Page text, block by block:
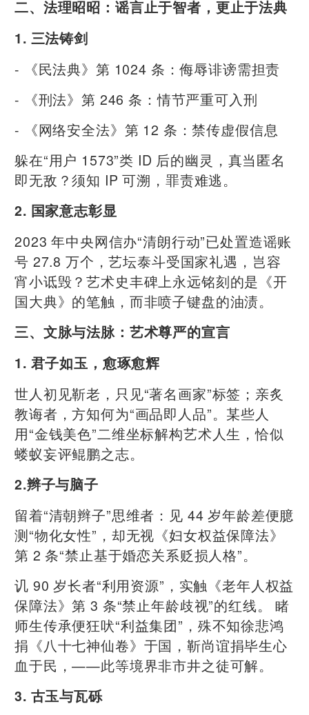
二、法理昭昭：谣言止于智者，更止于法典
1. 三法铸剑
- 《民法典》第 1024 条：侮辱诽谤需担责
- 《刑法》第 246 条：情节严重可入刑
- 《网络安全法》第 12 条：禁传虚假信息
躲在“用户 1573”类 ID 后的幽灵，真当匿名
即无敌？须知 IP 可溯，罪责难逃。
2. 国家意志彰显
2023 年中央网信办“清朗行动”已处置造谣账
号 27.8 万个，艺坛泰斗受国家礼遇，岂容
宵小诋毁？艺术史丰碑上永远铭刻的是《开
国大典》的笔触，而非喷子键盘的油渍。
三、文脉与法脉：艺术尊严的宣言
1. 君子如玉，愈琢愈辉
世人初见靳老，只见“著名画家”标签；亲炙
教诲者，方知何为“画品即人品”。某些人
用“金钱美色”二维坐标解构艺术人生，恰似
蝼蚁妄评鲲鹏之志。
2.辫子与脑子
留着“清朝辫子”思维者：见 44 岁年龄差便臆
测“物化女性”，却无视《妇女权益保障法》
第 2 条“禁止基于婚恋关系贬损人格”。
讥 90 岁长者“利用资源”，实触《老年人权益
保障法》第 3 条“禁止年龄歧视”的红线。 睹
师生传承便狂吠“利益集团”，殊不知徐悲鸿
捐《八十七神仙卷》于国，靳尚谊捐毕生心
血于民，——此等境界非市井之徒可解。
3. 古玉与瓦砾